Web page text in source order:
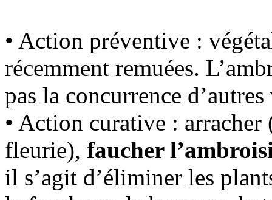
• Action préventive :
récemment remuées.
pas la concurrence
• Action curative : arracher
fleurie), faucher
il s’agit d’éliminer les